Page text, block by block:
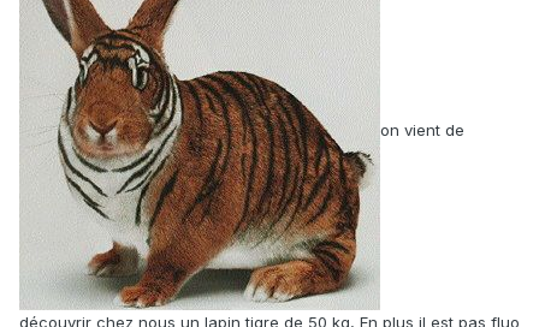
on vient de
découvrir chez nous un lapin tigre de 50 kg, En plus il est pas fluo